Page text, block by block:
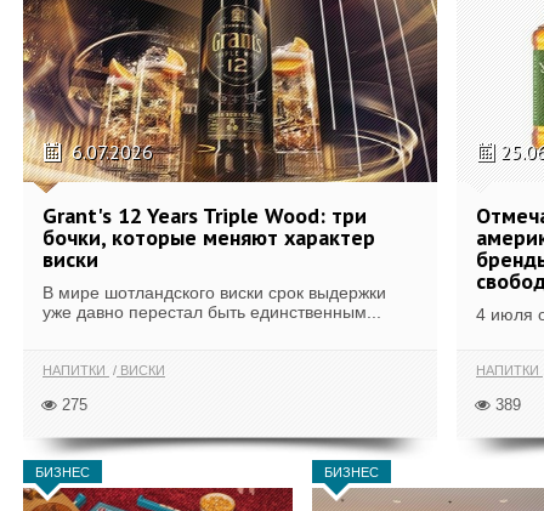
6.07.2026
Grant's 12 Years Triple Wood: три
бочки, которые меняют характер
виски
В мире шотландского виски срок выдержки
уже давно перестал быть единственным...
НАПИТКИ ВИСКИ
275
4 июля
НАПИТКИ
389
БИЗНЕС БИЗНЕС